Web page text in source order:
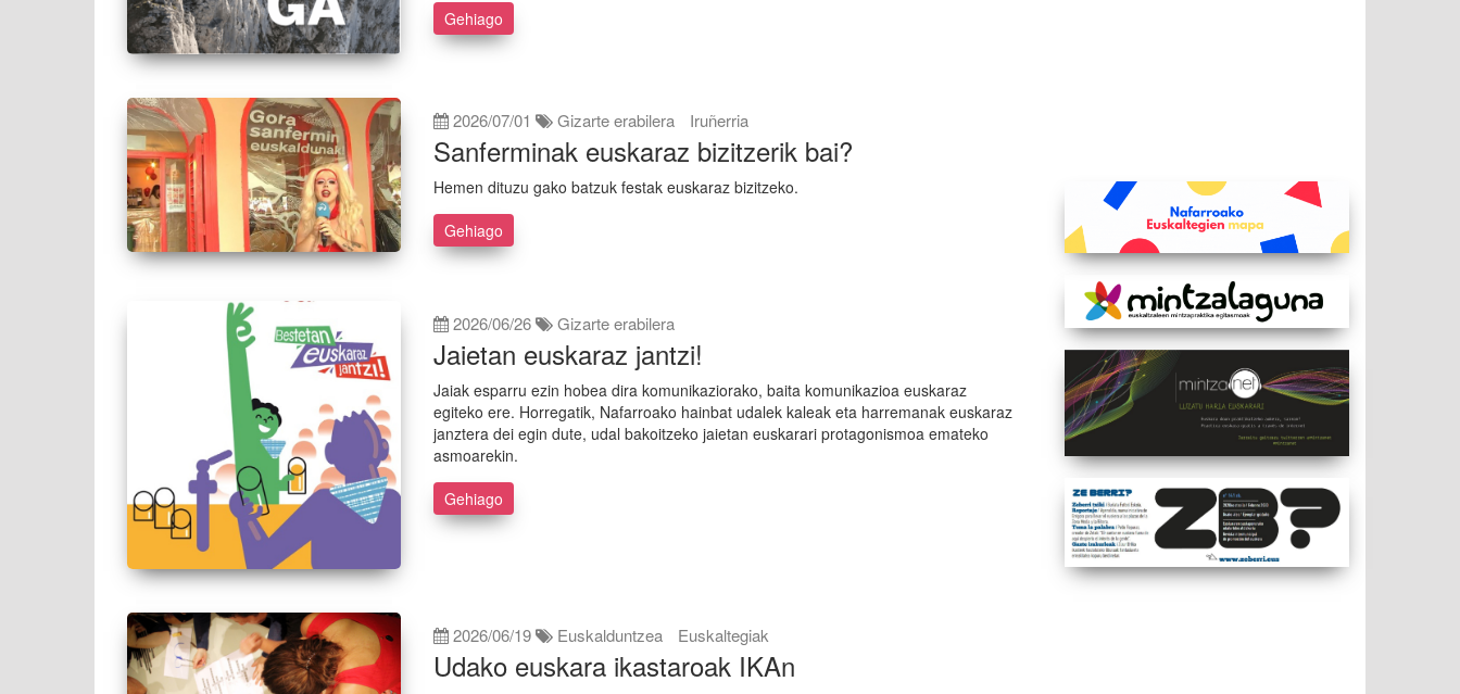
Gehiago
2026/07/01 Gizarte erabilera Iruñerria
Sanferminak euskaraz bizitzerik bai?
Hemen dituzu gako batzuk festak euskaraz bizitzeko.
Gehiago
2026/06/26 Gizarte erabilera
Jaietan euskaraz jantzi!
Jaiak esparru ezin hobea dira komunikaziorako, baita komunikazioa euskaraz
egiteko ere. Horregatik, Nafarroako hainbat udalek kaleak eta harremanak euskaraz
janztera dei egin dute, udal bakoitzeko jaietan euskarari protagonismoa emateko
asmoarekin.
Gehiago
2026/06/19 Euskalduntzea Euskaltegiak
Udako euskara ikastaroak IKAn